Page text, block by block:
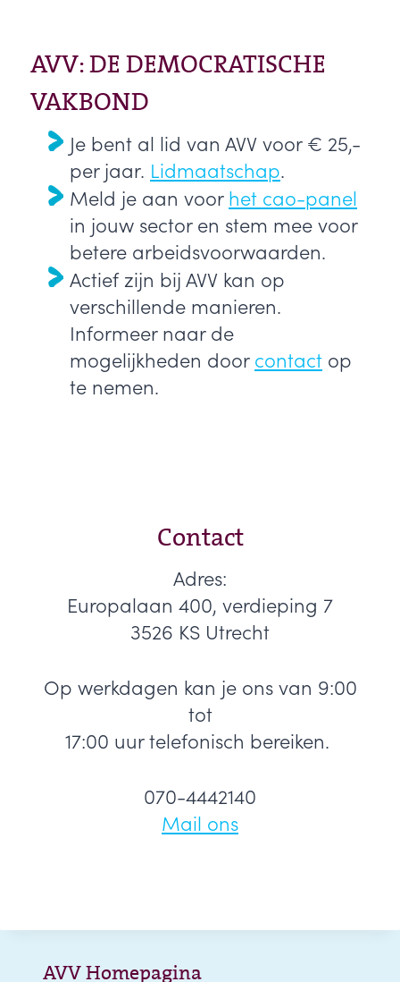
AVV: DE DEMOCRATISCHE
VAKBOND
Je bent al lid van AVV voor € 25,-
per jaar. Lidmaatschap.
Meld je aan voor het cao-panel
in jouw sector en stem mee voor
betere arbeidsvoorwaarden.
Actief zijn bij AVV kan op
verschillende manieren.
Informeer naar de
mogelijkheden door contact op
te nemen.
Contact
Adres:
Europalaan 400, verdieping 7
3526 KS Utrecht
Op werkdagen kan je ons van 9:00
tot
17:00 uur telefonisch bereiken.
070-4442140
Mail ons
AVV Homepagina